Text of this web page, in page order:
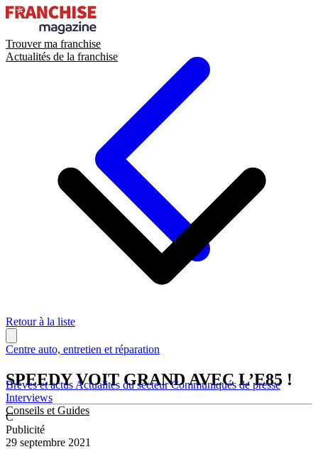
Trouver ma franchise
Actualités de la franchise
Brèves et actus Actualités du secteurCommuniqués de presse
Interviews
Conseils et Guides
Retour à la liste
Centre auto, entretien et réparation
SPEEDY VOIT GRAND AVEC L’E85 !
C
Publicité
29 septembre 2021